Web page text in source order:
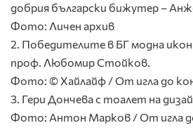
добрия български бижутер –
Фото: Личен архив
2. Победителите в БГ модна
проф. Любомир Стойков.
Фото: © Хайлайф / От игла до
3. Гери Дончева с тоалет на
Фото: Антон Марков / От игла